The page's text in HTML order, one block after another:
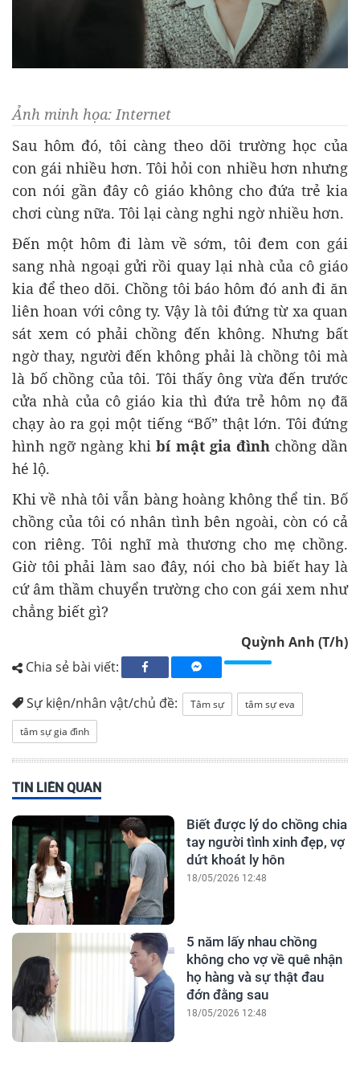
Ảnh minh họa: Internet
Sau hôm đó, tôi càng theo dõi trường học của
con gái nhiều hơn. Tôi hỏi con nhiều hơn nhưng
con nói gần đây cô giáo không cho đứa trẻ kia
chơi cùng nữa. Tôi lại càng nghi ngờ nhiều hơn.
Đến một hôm đi làm về sớm, tôi đem con gái
sang nhà ngoại gửi rồi quay lại nhà của cô giáo
kia để theo dõi. Chồng tôi báo hôm đó anh đi ăn
liên hoan với công ty. Vậy là tôi đứng từ xa quan
sát xem có phải chồng đến không. Nhưng bất
ngờ thay, người đến không phải là chồng tôi mà
là bố chồng của tôi. Tôi thấy ông vừa đến trước
cửa nhà của cô giáo kia thì đứa trẻ hôm nọ đã
chạy ào ra gọi một tiếng “Bố” thật lớn. Tôi đứng
hình ngỡ ngàng khibí mật gia đình chồng dần
hé lộ.
Khi về nhà tôi vẫn bàng hoàng không thể tin. Bố
chồng của tôi có nhân tình bên ngoài, còn có cả
con riêng. Tôi nghĩ mà thương cho mẹ chồng.
Giờ tôi phải làm sao đây, nói cho bà biết hay là
cứ âm thầm chuyển trường cho con gái xem như
chẳng biết gì?
Quỳnh Anh (T/h)
Chia sẻ bài viết:
Sự kiện/nhân vật/chủ đề: Tâm sự
tâm sự eva
tâm sự gia đình
TIN LIÊN QUAN
Biết được lý do chồng chia
tay người tình xinh đẹp, vợ
dứt khoát ly hôn
18/05/2026 12:48
5 năm lấy nhau chồng
không cho vợ về quê nhận
họ hàng và sự thật đau
đớn đằng sau
18/05/2026 12:48